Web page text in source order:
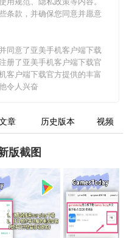
条款，并确保您同意并愿意
同意了亚美手机客户端下载
册了亚美手机客户端下载官
客户端下载官方提供的丰富
令人兴奋
章 历史版本 视频
版截图